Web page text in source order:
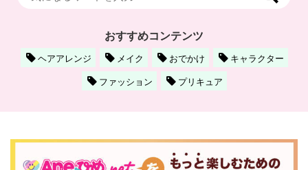
おすすめコンテンツ
ヘアアレンジ メイク おでかけ
キャラクター
ファッション
プリキュア